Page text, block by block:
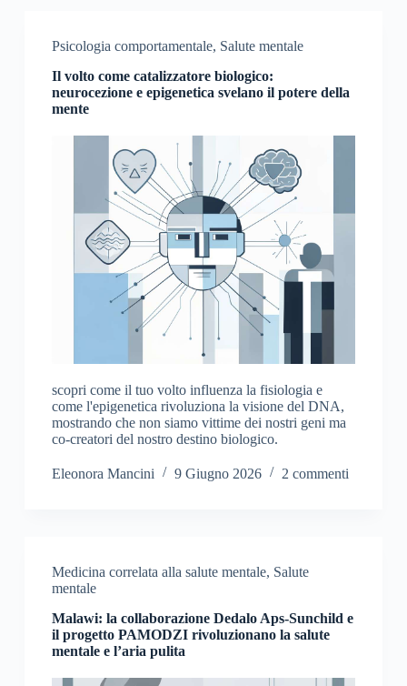
Psicologia comportamentale, Salute mentale
Il volto come catalizzatore biologico:
neurocezione e epigenetica svelano il potere della
mente
scopri come il tuo volto influenza la fisiologia e
come l'epigenetica rivoluziona la visione del DNA,
mostrando che non siamo vittime dei nostri geni ma
co-creatori del nostro destino biologico.
Eleonora Mancini 9 Giugno 2026 2 commenti
Medicina correlata alla salute mentale, Salute
mentale
Malawi: la collaborazione Dedalo Aps-Sunchild e
il progetto PAMODZI rivoluzionano la salute
mentale e l’aria pulita